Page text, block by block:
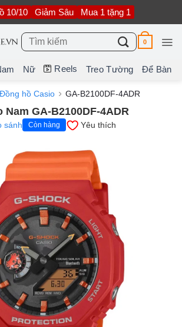
10/10 Giảm Sâu Mua 1 tặng 1
Tìm
kiếm:
0
Nữ Reels Treo Tường Để Bàn
Đồng hồ Casio GA-B2100DF-4ADR
GA-B2100DF-4ADR
sánh Còn hàng Yêu thích